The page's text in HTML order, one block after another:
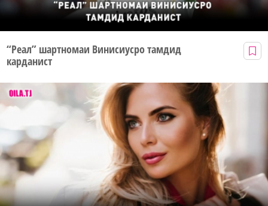
“Реал” шартномаи Винисиусро тамдид
карданист